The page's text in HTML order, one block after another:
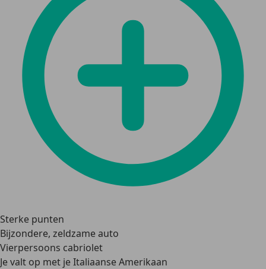
Sterke punten
Bijzondere, zeldzame auto
Vierpersoons cabriolet
Je valt op met je Italiaanse Amerikaan